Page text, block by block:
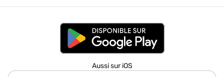
Aussi sur iOS